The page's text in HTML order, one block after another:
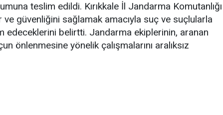
teslim edildi. Kırıkkale İl Jandarma Komutanlığı
ve güvenliğini sağlamak amacıyla suç ve suçlularla
edeceklerini belirtti. Jandarma ekiplerinin, aranan
önlenmesine yönelik çalışmalarını aralıksız